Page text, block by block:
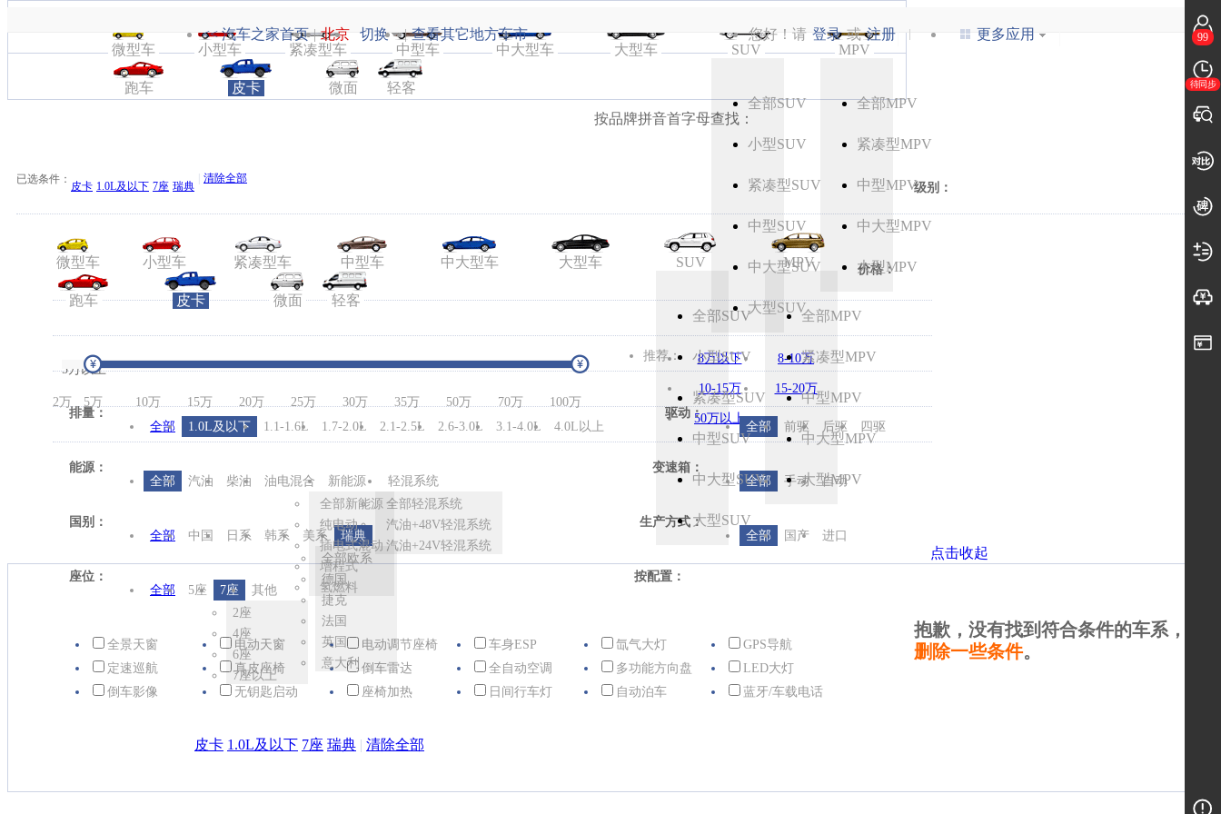
<< 汽车之家首页 | 北京 切换 | 查看其它地方车市 更多应用
您好！请 登录或注册
已选条件：
皮卡 1.0L及以下 7座 瑞典
清除全部
级别：
微型车 小型车 紧凑型车 中型车 中大型车 大型车 SUV
全部SUV
小型SUV
紧凑型SUV
中型SUV
中大型SUV
大型SUV
MPV
全部MPV
紧凑型MPV
中型MPV
中大型MPV
大型MPV
跑车 皮卡 微面 轻客
价格：
5万以上
2万 5万 10万 15万 20万 25万 30万 35万 50万 70万 100万
推荐： 8万以下 8-10万
10-15万 15-20万
50万以上
排量：
全部
1.0L及以下 1.1-1.6L 1.7-2.0L 2.1-2.5L 2.6-3.0L 3.1-4.0L 4.0L以上
驱动：
全部
前驱 后驱 四驱
能源：
全部
汽油 柴油 油电混合
新能源
全部新能源
纯电动
插电式混动
增程式
氢燃料
轻混系统
全部轻混系统
汽油+48V轻混系统
汽油+24V轻混系统
变速箱：
全部
手动 自动
国别：
全部
中国 日系 韩系 美系
瑞典
全部欧系
德国
捷克
法国
英国
意大利
生产方式：
全部
国产 进口
座位：
全部
5座 7座
其他
2座
4座
6座
7座以上
按配置：
全景天窗 电动天窗 电动调节座椅 车身ESP 氙气大灯
GPS导航
定速巡航
真皮座椅 倒车雷达 全自动空调 多功能方向盘
LED大灯
倒车影像
无钥匙启动 座椅加热 日间行车灯 自动泊车 蓝牙/车载电话
点击收起
微型车 小型车 紧凑型车 中型车 中大型车 大型车 SUV
全部SUV
小型SUV
紧凑型SUV
中型SUV
中大型SUV
大型SUV
MPV
全部MPV
紧凑型MPV
中型MPV
中大型MPV
大型MPV
跑车 皮卡 微面
轻客
按品牌拼音首字母查找：
抱歉，没有找到符合条件的车系，请
删除一些条件。
皮卡 1.0L及以下 7座 瑞典 | 清除全部
99
待同步